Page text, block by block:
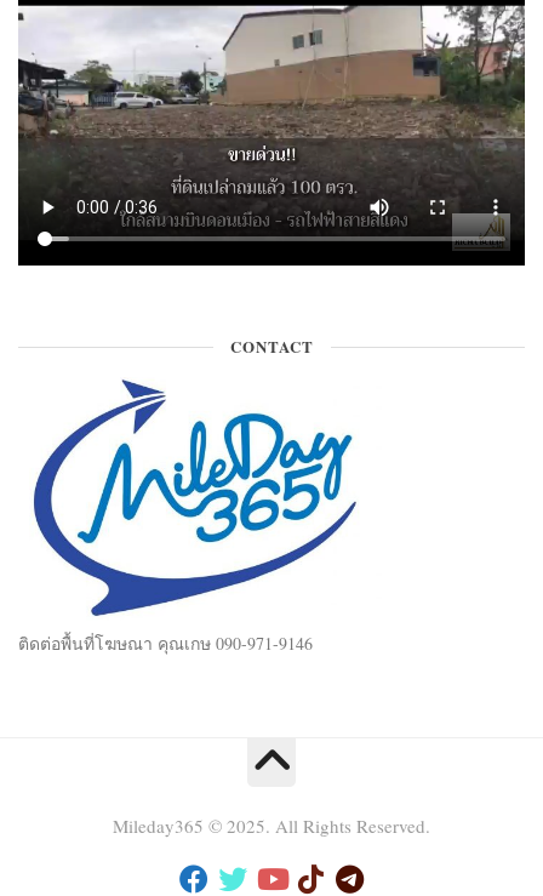
CONTACT
ติดต่อพื้นที่โฆษณา คุณเกษ 090-971-9146
Mileday365 © 2025. All Rights Reserved.